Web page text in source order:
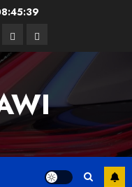
YoutubeInstagram